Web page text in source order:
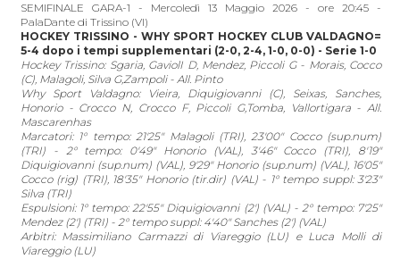
SEMIFINALE GARA-1 - Mercoledì 13 Maggio 2026 - ore 20:45 -
PalaDante di Trissino (VI)
HOCKEY TRISSINO - WHY SPORT HOCKEY CLUB VALDAGNO=
5-4 dopo i tempi supplementari (2-0, 2-4, 1-0, 0-0) - Serie 1-0
Hockey Trissino: Sgaria, GaviolI D, Mendez, Piccoli G - Morais, Cocco
(C), Malagoli, Silva G,Zampoli - All. Pinto
Why Sport Valdagno: Vieira, Diquigiovanni (C), Seixas, Sanches,
Honorio - Crocco N, Crocco F, Piccoli G,Tomba, Vallortigara - All.
Mascarenhas
Marcatori: 1° tempo: 21'25" Malagoli (TRI), 23'00" Cocco (sup.num)
(TRI) - 2° tempo: 0'49" Honorio (VAL), 3'46" Cocco (TRI), 8'19"
Diquigiovanni (sup.num) (VAL), 9'29" Honorio (sup.num) (VAL), 16'05"
Cocco (rig) (TRI), 18'35" Honorio (tir.dir) (VAL) - 1° tempo suppl: 3'23"
Silva (TRI)
Espulsioni: 1° tempo: 22'55" Diquigiovanni (2') (VAL) - 2° tempo: 7'25"
Mendez (2') (TRI) - 2° tempo suppl: 4'40" Sanches (2') (VAL)
Arbitri: Massimiliano Carmazzi di Viareggio (LU) e Luca Molli di
Viareggio (LU)